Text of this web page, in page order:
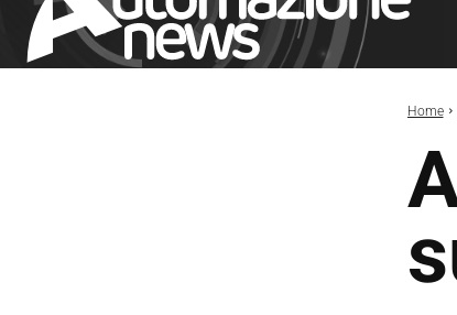
Home